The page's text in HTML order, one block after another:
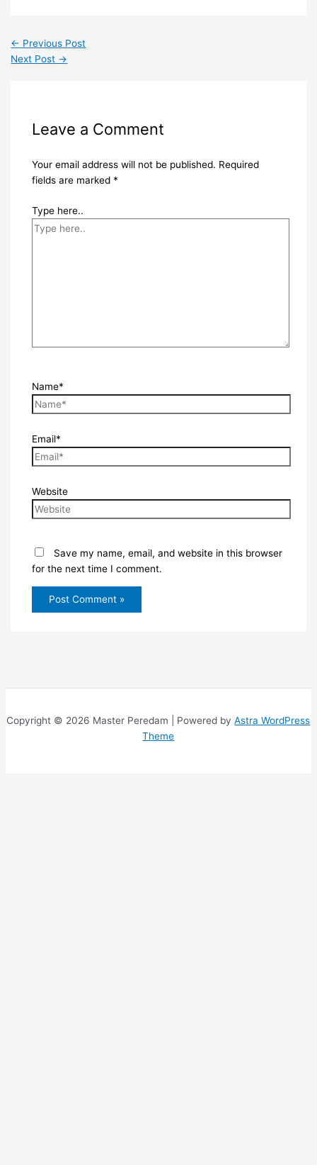
← Previous Post
Next Post →
Leave a Comment
Your email address will not be published. Required
fields are marked *
Type here..
Name*
Email*
Website
Save my name, email, and website in this browser
for the next time I comment.
Copyright © 2026 Master Peredam | Powered byAstra WordPress
Theme